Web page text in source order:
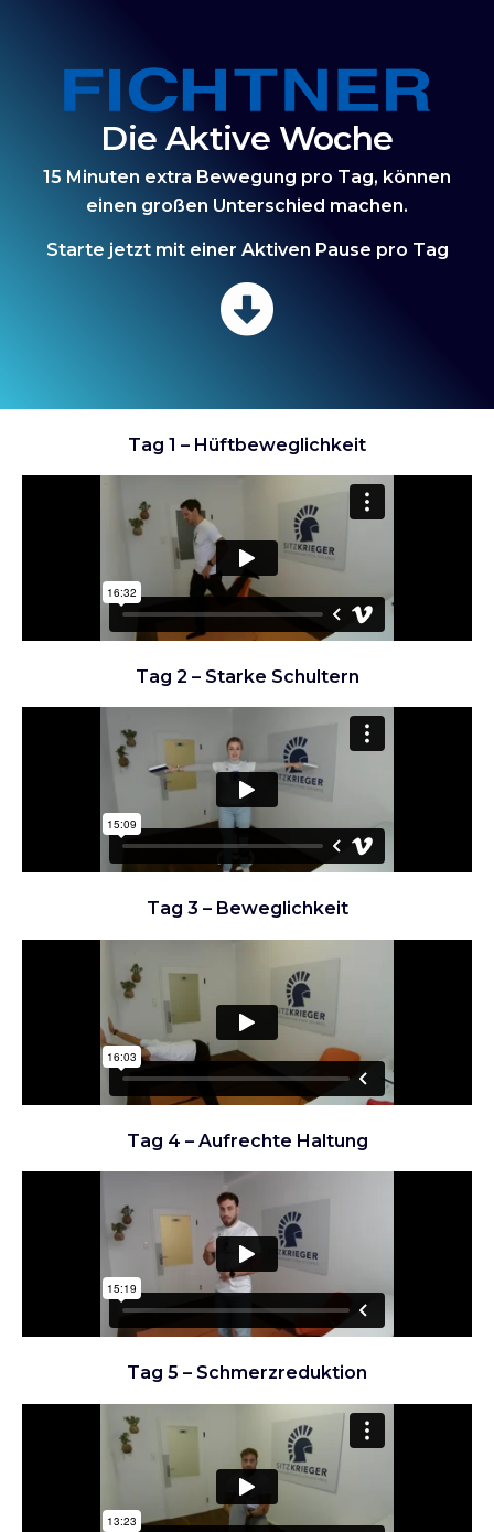
Die Aktive Woche
15 Minuten extra Bewegung pro Tag, können
einen großen Unterschied machen.
Starte jetzt mit einer Aktiven Pause pro Tag
Tag 1 – Hüftbeweglichkeit
Tag 2 – Starke Schultern
Tag 3 – Beweglichkeit
Tag 4 – Aufrechte Haltung
Tag 5 – Schmerzreduktion